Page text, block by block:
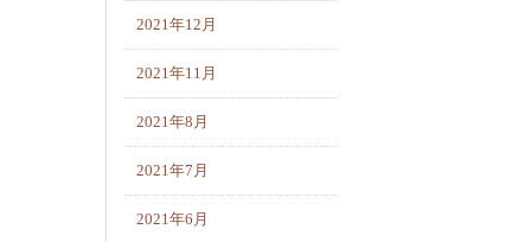
2021年12月
2021年11月
2021年8月
2021年7月
2021年6月